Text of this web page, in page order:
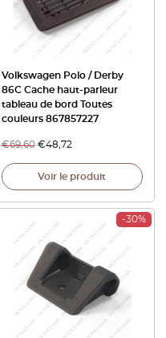
Volkswagen Polo / Derby
86C Cache haut-parleur
tableau de bord Toutes
couleurs 867857227
€69,60 €48,72
Voir le produit
-30%